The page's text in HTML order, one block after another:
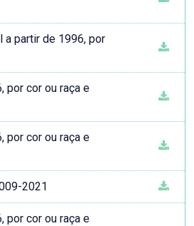
partir de 1996, por
por cor ou raça e
por cor ou raça e
2021
por cor ou raça e